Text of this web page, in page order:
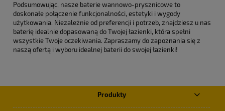
Podsumowując, nasze baterie wannowo-prysznicowe to
doskonałe połączenie funkcjonalności, estetyki i wygody
użytkowania. Niezależnie od preferencji i potrzeb, znajdziesz u nas
baterię idealnie dopasowaną do Twojej łazienki, która spełni
wszystkie Twoje oczekiwania. Zapraszamy do zapoznania się z
naszą ofertą i wyboru idealnej baterii do swojej łazienki!
Produkty